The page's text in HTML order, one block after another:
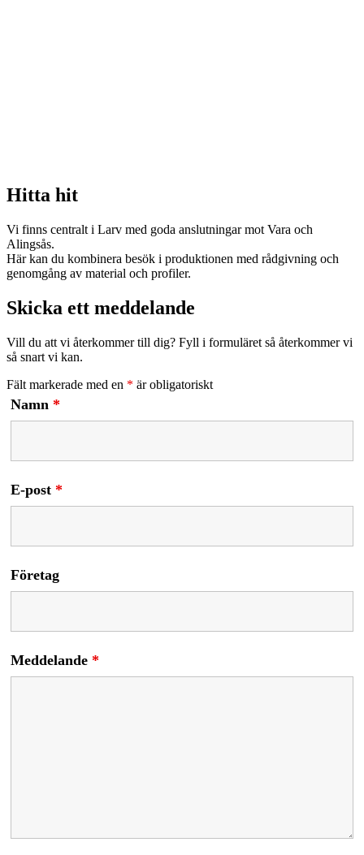
Hitta hit
Vi finns centralt i Larv med goda anslutningar mot Vara och
Alingsås.
Här kan du kombinera besök i produktionen med rådgivning och
genomgång av material och profiler.
Skicka ett meddelande
Vill du att vi återkommer till dig? Fyll i formuläret så återkommer vi
så snart vi kan.
Fält markerade med en * är obligatoriskt
Namn *
E-post *
Företag
Meddelande *